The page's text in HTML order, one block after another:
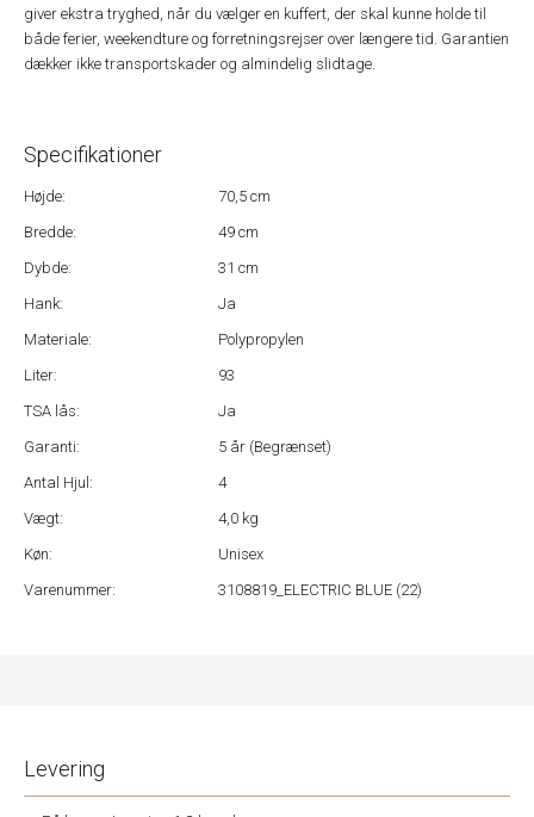
giver ekstra tryghed, når du vælger en kuffert, der skal kunne holde til
både ferier, weekendture og forretningsrejser over længere tid. Garantien
dækker ikke transportskader og almindelig slidtage.
Specifikationer
Højde:
70,5 cm
Bredde:
49 cm
Dybde:
31 cm
Hank:
Ja
Materiale:
Polypropylen
Liter:
93
TSA lås:
Ja
Garanti:
5 år (Begrænset)
Antal Hjul:
4
Vægt:
4,0 kg
Køn:
Unisex
Varenummer:
3108819_ELECTRIC BLUE (22)
Levering